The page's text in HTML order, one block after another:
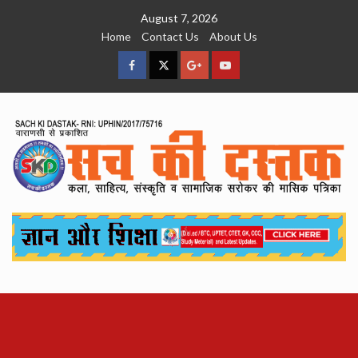
August 7, 2026
Home
Contact Us About Us
facebookTwitterGoogleYouTube